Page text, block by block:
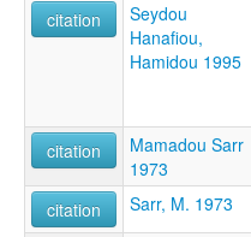
citation
Seydou
Hanafiou,
Hamidou 1995
citation
Mamadou Sarr
1973
citation Sarr, M. 1973